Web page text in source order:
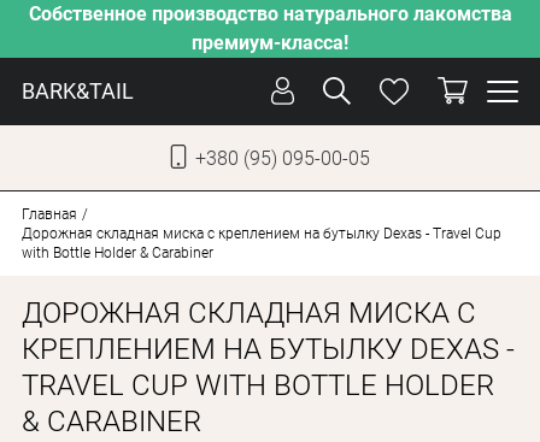
Собственное производство натурального лакомства
премиум-класса!
BARK&TAIL
+380 (95) 095-00-05
КОТЫ
ОТ ЖАРЫ
НАШЕ ПРОИЗВОДСТВО
Главная
Дорожная складная миска с креплением на бутылку Dexas - Travel Cup
with Bottle Holder & Carabiner
ДОРОЖНАЯ СКЛАДНАЯ МИСКА С
КРЕПЛЕНИЕМ НА БУТЫЛКУ DEXAS -
TRAVEL CUP WITH BOTTLE HOLDER
& CARABINER